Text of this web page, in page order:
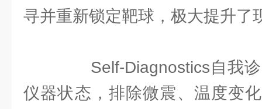
寻并重新锁定靶球，极大提升了
Self-Diagnostics自我诊
仪器状态，排除微震、温度变